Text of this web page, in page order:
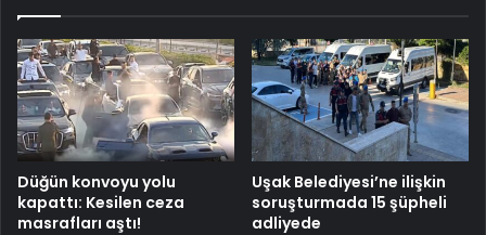
Düğün konvoyu yolu
kapattı: Kesilen ceza
masrafları aştı!
Uşak Belediyesi’ne ilişkin
soruşturmada 15 şüpheli
adliyede